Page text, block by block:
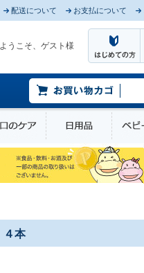
配送について お支払について
ようこそ、ゲスト様
ティーケアお口のケア 日用品
本